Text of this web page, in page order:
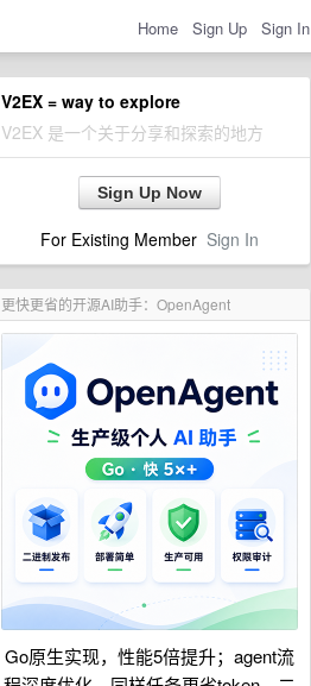
Home Sign Up Sign In
V2EX = way to explore
V2EX 是一个关于分享和探索的地方
Sign Up Now
For Existing Member Sign In
更快更省的开源AI助手：OpenAgent
Go原生实现，性能5倍提升；agent流